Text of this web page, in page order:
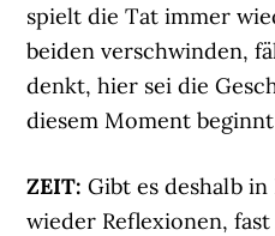
spielt die Tat immer
beiden verschwinden,
denkt, hier sei die
diesem Moment
ZEIT: Gibt es deshalb
wieder Reflexionen,